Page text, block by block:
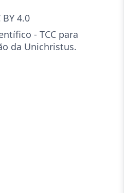
4.0
- TCC para
da Unichristus.